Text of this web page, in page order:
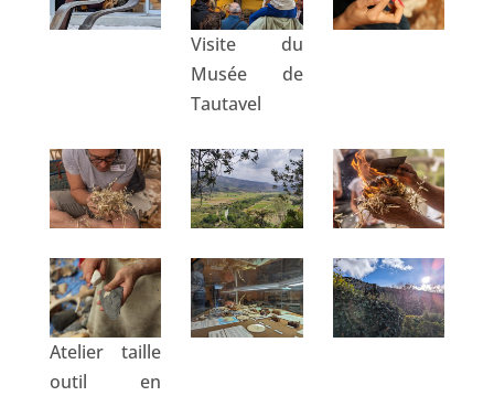
Visite du
Musée de
Tautavel
Atelier taille
outil en